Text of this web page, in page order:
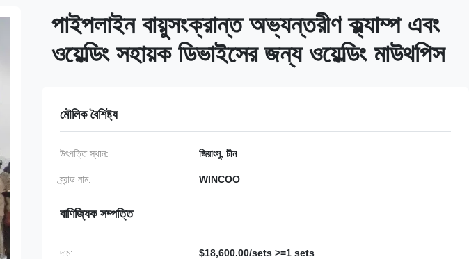
পাইপলাইন বায়ুসংক্রান্ত অভ্যন্তরীণ ক্ল্যাম্প এবং
ওয়েল্ডিং সহায়ক ডিভাইসের জন্য ওয়েল্ডিং মাউথপিস
মৌলিক বৈশিষ্ট্য
উৎপত্তি স্থান: জিয়াংসু, চীন
ব্র্যান্ড নাম: WINCOO
বাণিজ্যিক সম্পত্তি
দাম: $18,600.00/sets >=1 sets